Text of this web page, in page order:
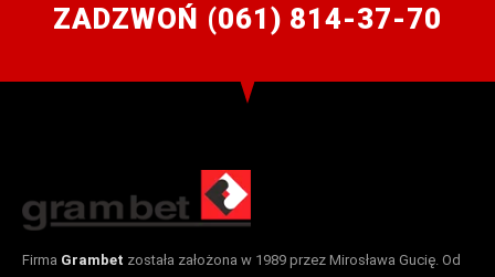
ZADZWOŃ (061) 814-37-70
Firma Grambet została założona w 1989 przez Mirosława Gucię. Od